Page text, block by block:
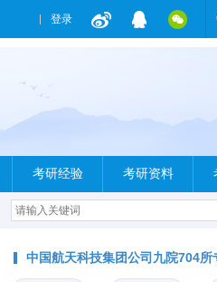
登录
考研经验 考研资料
中国航天科技集团公司九院704所